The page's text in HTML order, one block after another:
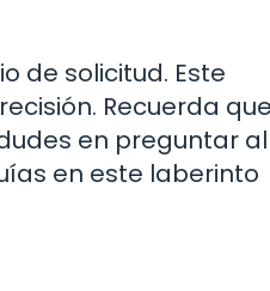
de solicitud. Este
Recuerda
en preguntar al
en este laberinto